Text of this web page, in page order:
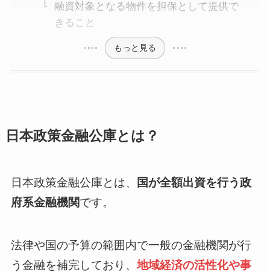
融資対象となる物件を担保として提供で
きること
もっと見る
日本政策金融公庫とは？
日本政策金融公庫とは、
国が全額出資を行う政
府系金融機関です。
法律や国の予算の範囲内で一般の金融機関が行
う金融を補完しており、地域経済の活性化や事